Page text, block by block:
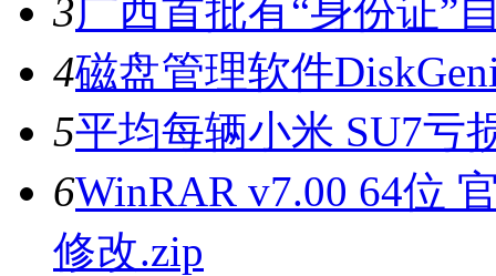
3广西首批有“身份证”
4磁盘管理软件
5平均每辆小米 SU7亏
6WinRAR v7.00 64位
修改.zip